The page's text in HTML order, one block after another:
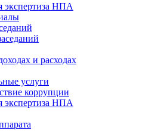
экспертиза НПА
и расходах
услуги
коррупции
экспертиза НПА